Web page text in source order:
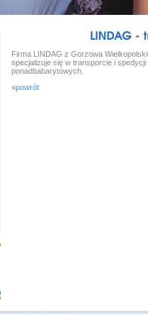
Firma LINDAG z Gorzowa
specjalizuje się w transporcie i spedycji
ponadbabarytowych.
«powrót